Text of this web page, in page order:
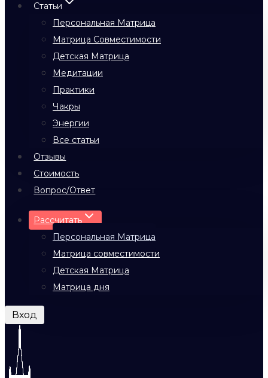
Статьи
Персональная Матрица
Матрица Совместимости
Детская Матрица
Медитации
Практики
Чакры
Энергии
Все статьи
Отзывы
Стоимость
Вопрос/Ответ
Рассчитать
Персональная Матрица
Матрица совместимости
Детская Матрица
Матрица дня
Вход